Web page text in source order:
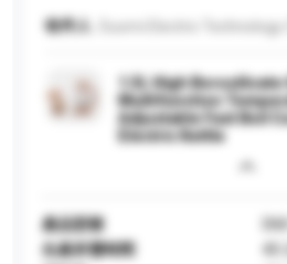
收件人
1.5L High Borosilicate
Multifunction
Adjustable Fast Boil
Electric Kettle
產品型號
D60
生產所需時間
45